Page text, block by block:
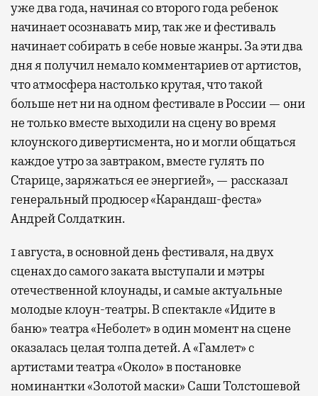
уже два года, начиная со второго года ребенок
начинает осознавать мир, так же и фестиваль
начинает собирать в себе новые жанры. За эти два
дня я получил немало комментариев от артистов,
что атмосфера настолько крутая, что такой
больше нет ни на одном фестивале в России — они
не только вместе выходили на сцену во время
клоунского дивертисмента, но и могли общаться
каждое утро за завтраком, вместе гулять по
Старице, заряжаться ее энергией», — рассказал
генеральный продюсер «Карандаш-феста»
Андрей Солдаткин.
1 августа, в основной день фестиваля, на двух
сценах до самого заката выступали и мэтры
отечественной клоунады, и самые актуальные
молодые клоун-театры. В спектакле «Идите в
баню» театра «Неболет» в один момент на сцене
оказалась целая толпа детей. А «Гамлет» с
артистами театра «Около» в постановке
номинантки «Золотой маски» Саши Толстошевой